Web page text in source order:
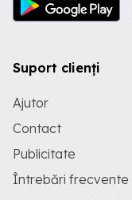
Suport clienți
Ajutor
Contact
Publicitate
Întrebări frecvente